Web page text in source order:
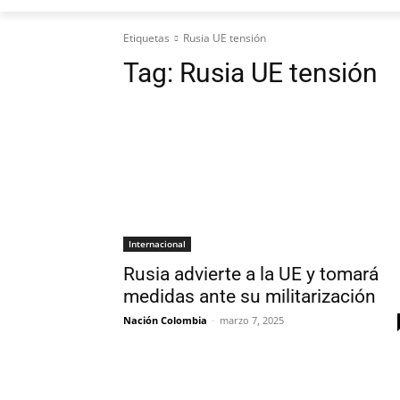
Etiquetas Rusia UE tensión
Tag: Rusia UE tensión
Internacional
Rusia advierte a la UE y tomará
medidas ante su militarización
Nación Colombia - marzo 7, 2025